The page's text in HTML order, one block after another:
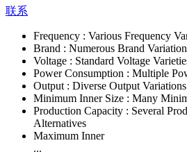
联系
Frequency : Various Frequency
Brand : Numerous Brand
Voltage : Standard Voltage
Power Consumption : Multiple
Output : Diverse Output Variations
Minimum Inner Size : Many
Production Capacity : Several
Alternatives
Maximum Inner
...